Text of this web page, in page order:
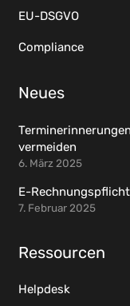
EU-DSGVO
Compliance
Neues
vermeiden
6. März 2025
E-
7. Februar 2025
Ressourcen
Helpdesk